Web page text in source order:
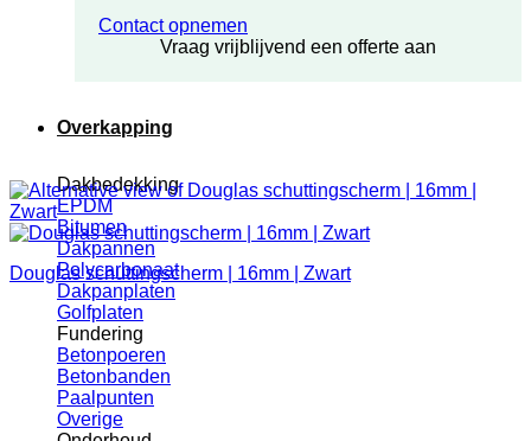
Contact opnemen
Vraag vrijblijvend een offerte aan
Overkapping
Dakbedekking
EPDM
Bitumen
Dakpannen
Polycarbonaat
Dakpanplaten
Golfplaten
Fundering
Betonpoeren
Betonbanden
Paalpunten
Overige
Douglas schuttingscherm | 16mm | Zwart